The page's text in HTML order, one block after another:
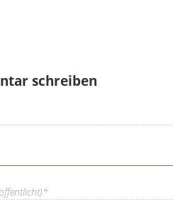
schreiben
*